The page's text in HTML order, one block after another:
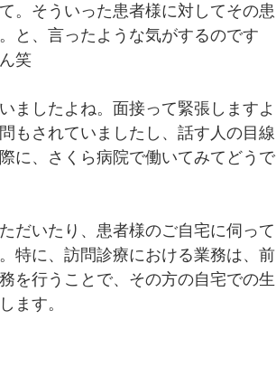
。そういった患者様に対してその患
と、言ったような気がするのです
笑
ましたよね。面接って緊張しますよ
もされていましたし、話す人の目線
に、さくら病院で働いてみてどうで
だいたり、患者様のご自宅に伺って
特に、訪問診療における業務は、前
を行うことで、その方の自宅での生
ます。